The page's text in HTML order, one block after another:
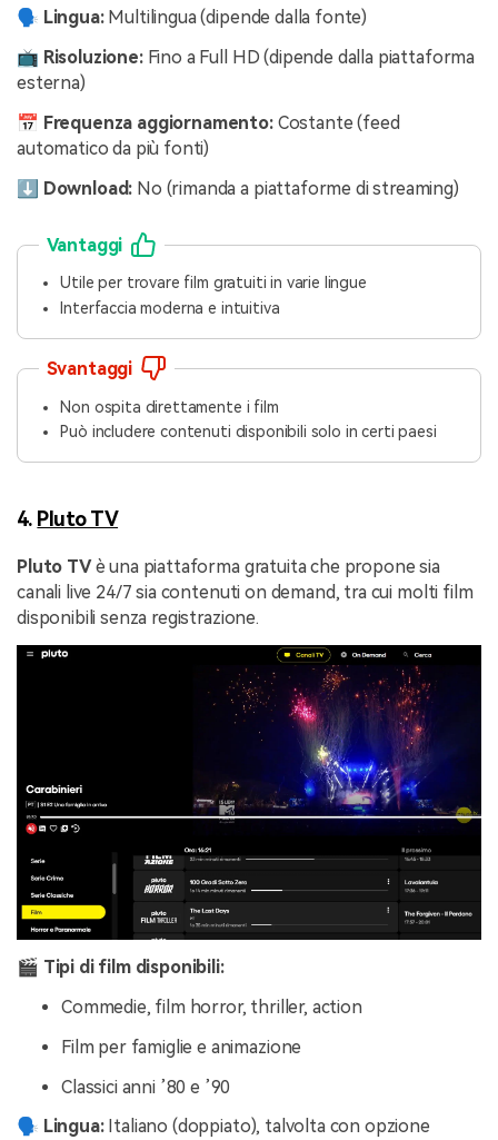
🗣️ Lingua:Multilingua (dipende dalla fonte)
📺 Risoluzione:Fino a Full HD (dipende dalla piattaforma
esterna)
📅 Frequenza aggiornamento:Costante (feed
automatico da più fonti)
⬇️ Download: No (rimanda a piattaforme di streaming)
Vantaggi
Utile per trovare film gratuiti in varie lingue
Interfaccia moderna e intuitiva
Svantaggi
Non ospita direttamente i film
Può includere contenuti disponibili solo in certi paesi
4. Pluto TV
Pluto TVè una piattaforma gratuita che propone sia
canali live 24/7 sia contenuti on demand, tra cui molti film
disponibili senza registrazione.
🎬 Tipi di film disponibili:
Commedie, film horror, thriller, action
Film per famiglie e animazione
Classici anni ’80 e ’90
🗣️ Lingua:Italiano (doppiato), talvolta con opzione